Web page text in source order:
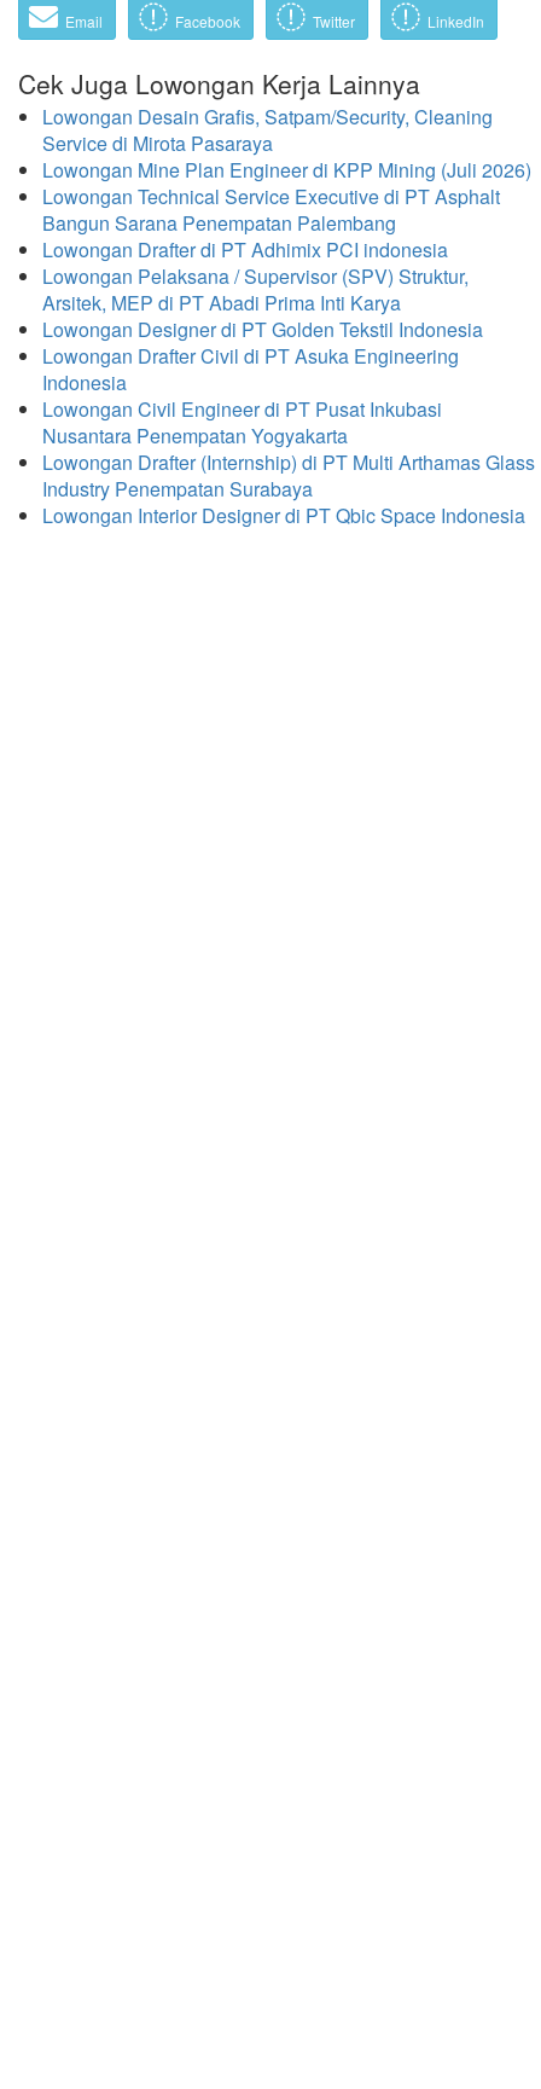
Email Facebook Twitter LinkedIn
Cek Juga Lowongan Kerja Lainnya
Lowongan Desain Grafis, Satpam/Security, Cleaning
Service di Mirota Pasaraya
Lowongan Mine Plan Engineer di KPP Mining (Juli 2026)
Lowongan Technical Service Executive di PT Asphalt
Bangun Sarana Penempatan Palembang
Lowongan Drafter di PT Adhimix PCI indonesia
Lowongan Pelaksana / Supervisor (SPV) Struktur,
Arsitek, MEP di PT Abadi Prima Inti Karya
Lowongan Designer di PT Golden Tekstil Indonesia
Lowongan Drafter Civil di PT Asuka Engineering
Indonesia
Lowongan Civil Engineer di PT Pusat Inkubasi
Nusantara Penempatan Yogyakarta
Lowongan Drafter (Internship) di PT Multi Arthamas Glass
Industry Penempatan Surabaya
Lowongan Interior Designer di PT Qbic Space Indonesia